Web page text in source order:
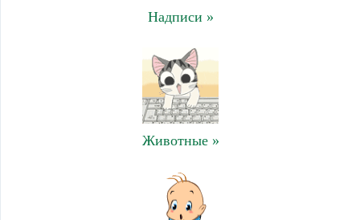
Надписи »
Животные »